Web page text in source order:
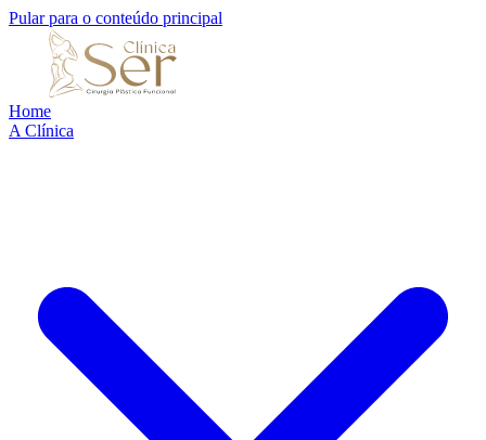
Pular para o conteúdo principal
Home
A Clínica